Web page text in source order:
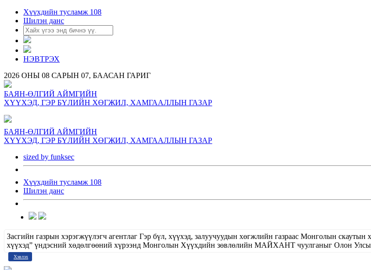
Хүүхдийн тусламж 108
Шилэн данс
НЭВТРЭХ
2026 ОНЫ 08 САРЫН 07, БААСАН ГАРИГ
БАЯН-ӨЛГИЙ АЙМГИЙН
ХҮҮХЭД, ГЭР БҮЛИЙН ХӨГЖИЛ, ХАМГААЛЛЫН ГАЗАР
БАЯН-ӨЛГИЙ АЙМГИЙН
ХҮҮХЭД, ГЭР БҮЛИЙН ХӨГЖИЛ, ХАМГААЛЛЫН ГАЗАР
sized by funksec
Хүүхдийн тусламж 108
Шилэн данс
Засгийн газрын хэрэгжүүлэгч агентлаг Гэр бүл, хүүхэд, залуучуудын хөгжлийн газраас Монголын
хүүхэд” үндэсний хөдөлгөөний хүрээнд Монголын Хүүхдийн зөвлөлийн МАЙХАНТ чуулганыг Олон
Хэвлэх